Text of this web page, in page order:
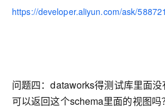
https://developer.aliyun.com/ask/588721
问题四：dataworks得测试库里面没
可以返回这个schema里面的视图吗